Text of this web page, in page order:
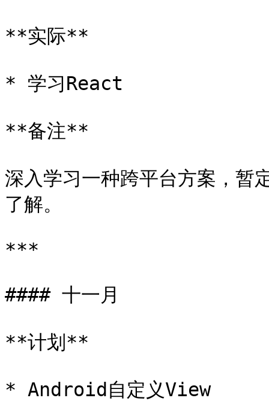
**实际**
* 学习React
**备注**
深入学习一种跨平台方案，
了解。
***
#### 十一月
**计划**
* Android自定义View